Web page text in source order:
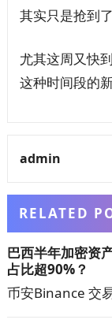
其实只是抢到
尤其这周又快
这种时间段的
admin
RELATED
巴西半年加密资
占比超90%？
币安Binance 交